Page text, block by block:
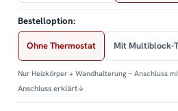
Bestelloption:
Ohne Thermostat Mit Multiblock-
Nur Heizkörper + Wandhalterung – Anschluss
Anschluss erklärt↓